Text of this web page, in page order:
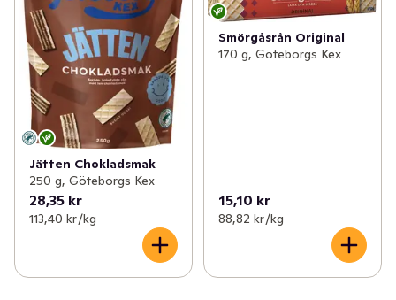
Jätten Chokladsmak
250 g, Göteborgs Kex
28,35 kr
113,40 kr /kg
Smörgåsrån Original
170 g, Göteborgs Kex
15,10 kr
88,82 kr /kg